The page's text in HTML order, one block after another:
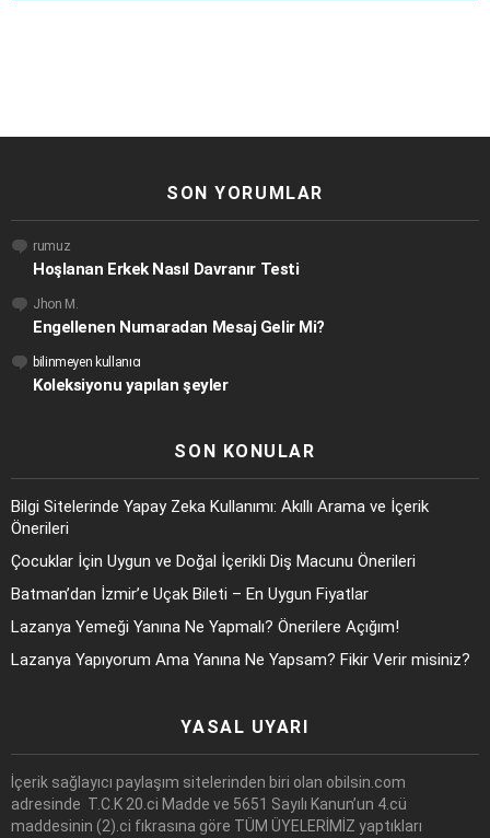
SON YORUMLAR
rumuz
Hoşlanan Erkek Nasıl Davranır Testi
Jhon M.
Engellenen Numaradan Mesaj Gelir Mi?
bilinmeyen kullanıcı
Koleksiyonu yapılan şeyler
SON KONULAR
Bilgi Sitelerinde Yapay Zeka Kullanımı: Akıllı Arama ve İçerik
Önerileri
Çocuklar İçin Uygun ve Doğal İçerikli Diş Macunu Önerileri
Batman’dan İzmir’e Uçak Bileti – En Uygun Fiyatlar
Lazanya Yemeği Yanına Ne Yapmalı? Önerilere Açığım!
Lazanya Yapıyorum Ama Yanına Ne Yapsam? Fikir Verir misiniz?
YASAL UYARI
İçerik sağlayıcı paylaşım sitelerinden biri olan obilsin.com
adresinde T.C.K 20.ci Madde ve 5651 Sayılı Kanun’un 4.cü
maddesinin (2).ci fıkrasına göre TÜM ÜYELERİMİZ yaptıkları